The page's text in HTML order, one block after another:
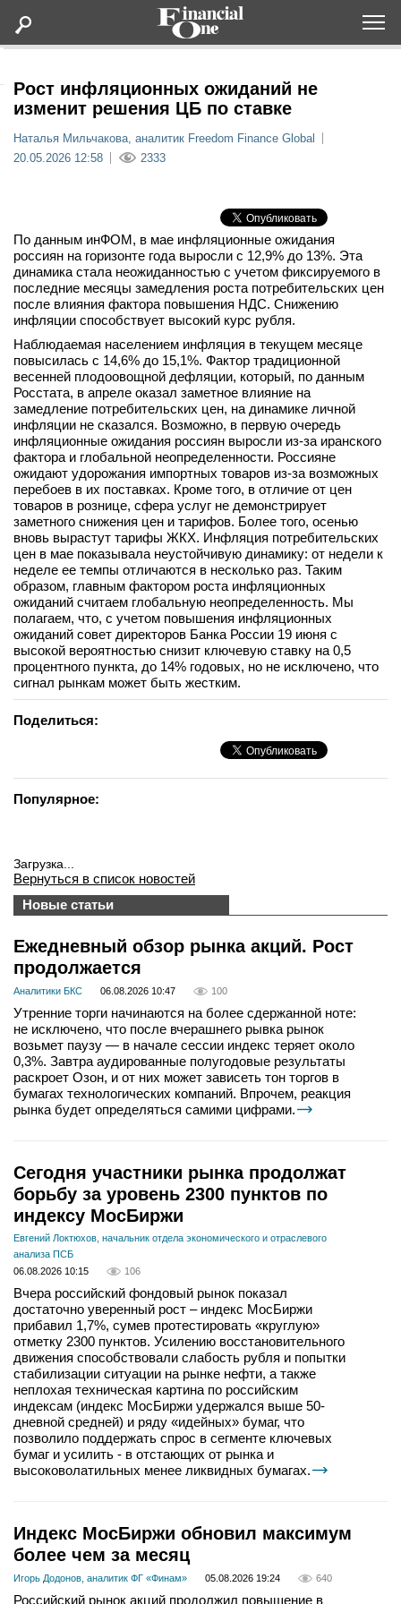
Статьи
Мероприятия
Новости
Интервью
вконтакте
телеграм
Стать автором
Вход
Рост инфляционных ожиданий не
изменит решения ЦБ по ставке
Наталья Мильчакова, аналитик Freedom Finance Global
20.05.2026 12:58
2333
По данным инФОМ, в мае инфляционные ожидания
россиян на горизонте года выросли с 12,9% до 13%. Эта
динамика стала неожиданностью с учетом фиксируемого в
последние месяцы замедления роста потребительских цен
после влияния фактора повышения НДС. Снижению
инфляции способствует высокий курс рубля.
Наблюдаемая населением инфляция в текущем месяце
повысилась с 14,6% до 15,1%. Фактор традиционной
весенней плодоовощной дефляции, который, по данным
Росстата, в апреле оказал заметное влияние на
замедление потребительских цен, на динамике личной
инфляции не сказался. Возможно, в первую очередь
инфляционные ожидания россиян выросли из-за иранского
фактора и глобальной неопределенности. Россияне
ожидают удорожания импортных товаров из-за возможных
перебоев в их поставках. Кроме того, в отличие от цен
товаров в рознице, сфера услуг не демонстрирует
заметного снижения цен и тарифов. Более того, осенью
вновь вырастут тарифы ЖКХ. Инфляция потребительских
цен в мае показывала неустойчивую динамику: от недели к
неделе ее темпы отличаются в несколько раз. Таким
образом, главным фактором роста инфляционных
ожиданий считаем глобальную неопределенность. Мы
полагаем, что, с учетом повышения инфляционных
ожиданий совет директоров Банка России 19 июня с
высокой вероятностью снизит ключевую ставку на 0,5
процентного пункта, до 14% годовых, но не исключено, что
сигнал рынкам может быть жестким.
Поделиться:
Популярное:
Загрузка...
Вернуться в список новостей
Новые статьи
Ежедневный обзор рынка акций. Рост
продолжается
Аналитики БКС 06.08.2026 10:47 100
Утренние торги начинаются на более сдержанной ноте:
не исключено, что после вчерашнего рывка рынок
возьмет паузу — в начале сессии индекс теряет около
0,3%. Завтра аудированные полугодовые результаты
раскроет Озон, и от них может зависеть тон торгов в
бумагах технологических компаний. Впрочем, реакция
рынка будет определяться самими цифрами.
Сегодня участники рынка продолжат
борьбу за уровень 2300 пунктов по
индексу МосБиржи
Евгений Локтюхов, начальник отдела экономического и отраслевого
анализа ПСБ
06.08.2026 10:15
106
Вчера российский фондовый рынок показал
достаточно уверенный рост – индекс МосБиржи
прибавил 1,7%, сумев протестировать «круглую»
отметку 2300 пунктов. Усилению восстановительного
движения способствовали слабость рубля и попытки
стабилизации ситуации на рынке нефти, а также
неплохая техническая картина по российским
индексам (индекс МосБиржи удержался выше 50-
дневной средней) и ряду «идейных» бумаг, что
позволило поддержать спрос в сегменте ключевых
бумаг и усилить - в отстающих от рынка и
высоковолатильных менее ликвидных бумагах.
Индекс МосБиржи обновил максимум
более чем за месяц
Игорь Додонов, аналитик ФГ «Финам» 05.08.2026 19:24 640
Российский рынок акций продолжил повышение в